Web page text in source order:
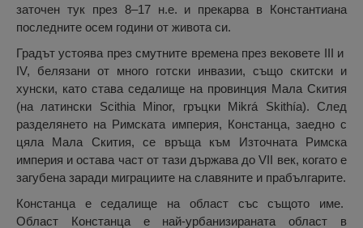
заточен тук през 8–17 н.е. и прекарва в Константиана
последните осем години от живота си.
Градът устоява през смутните времена през вековете III и
IV, белязани от много готски инвазии, също скитски и
хунски, като става седалище на провинция Мала Скития
(на латински Scithia Minor, гръцки Mikrá Skithía). След
разделянето на Римската империя, Констанца, заедно с
цяла Мала Скития, се връща към Източната Римска
империя и остава част от тази държава до VII век, когато е
загубена заради миграциите на славяните и прабългарите.
Констанца е седалище на област със същото име.
Област Констанца е най-урбанизираната област в